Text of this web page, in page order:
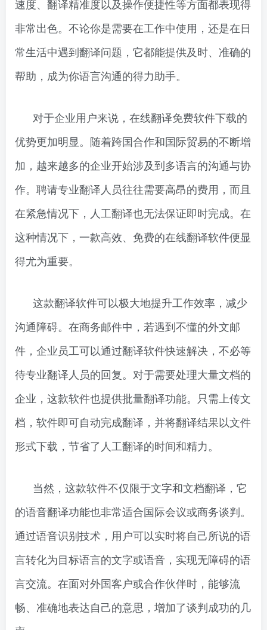
速度、翻译精准度以及操作便捷性等方面都表现得
非常出色。不论你是需要在工作中使用，还是在日
常生活中遇到翻译问题，它都能提供及时、准确的
帮助，成为你语言沟通的得力助手。
对于企业用户来说，在线翻译免费软件下载的
优势更加明显。随着跨国合作和国际贸易的不断增
加，越来越多的企业开始涉及到多语言的沟通与协
作。聘请专业翻译人员往往需要高昂的费用，而且
在紧急情况下，人工翻译也无法保证即时完成。在
这种情况下，一款高效、免费的在线翻译软件便显
得尤为重要。
这款翻译软件可以极大地提升工作效率，减少
沟通障碍。在商务邮件中，若遇到不懂的外文邮
件，企业员工可以通过翻译软件快速解决，不必等
待专业翻译人员的回复。对于需要处理大量文档的
企业，这款软件也提供批量翻译功能。只需上传文
档，软件即可自动完成翻译，并将翻译结果以文件
形式下载，节省了人工翻译的时间和精力。
当然，这款软件不仅限于文字和文档翻译，它
的语音翻译功能也非常适合国际会议或商务谈判。
通过语音识别技术，用户可以实时将自己所说的语
言转化为目标语言的文字或语音，实现无障碍的语
言交流。在面对外国客户或合作伙伴时，能够流
畅、准确地表达自己的意思，增加了谈判成功的几